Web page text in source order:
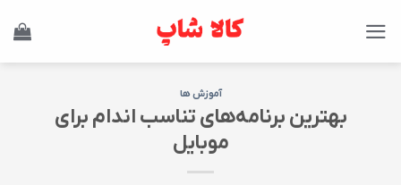
آموزش ها
بهترین برنامه‌های تناسب اندام برای
موبایل